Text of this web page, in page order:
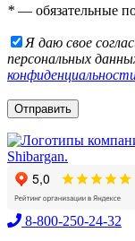
* — обязательные
Я даю свое
персональных
8-800-250-24-32